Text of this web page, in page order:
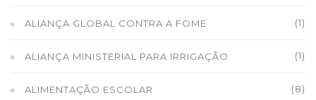
ALIANÇA GLOBAL CONTRA A FOME (1)
ALIANÇA MINISTERIAL PARA IRRIGAÇÃO (1)
ALIMENTAÇÃO ESCOLAR (8)